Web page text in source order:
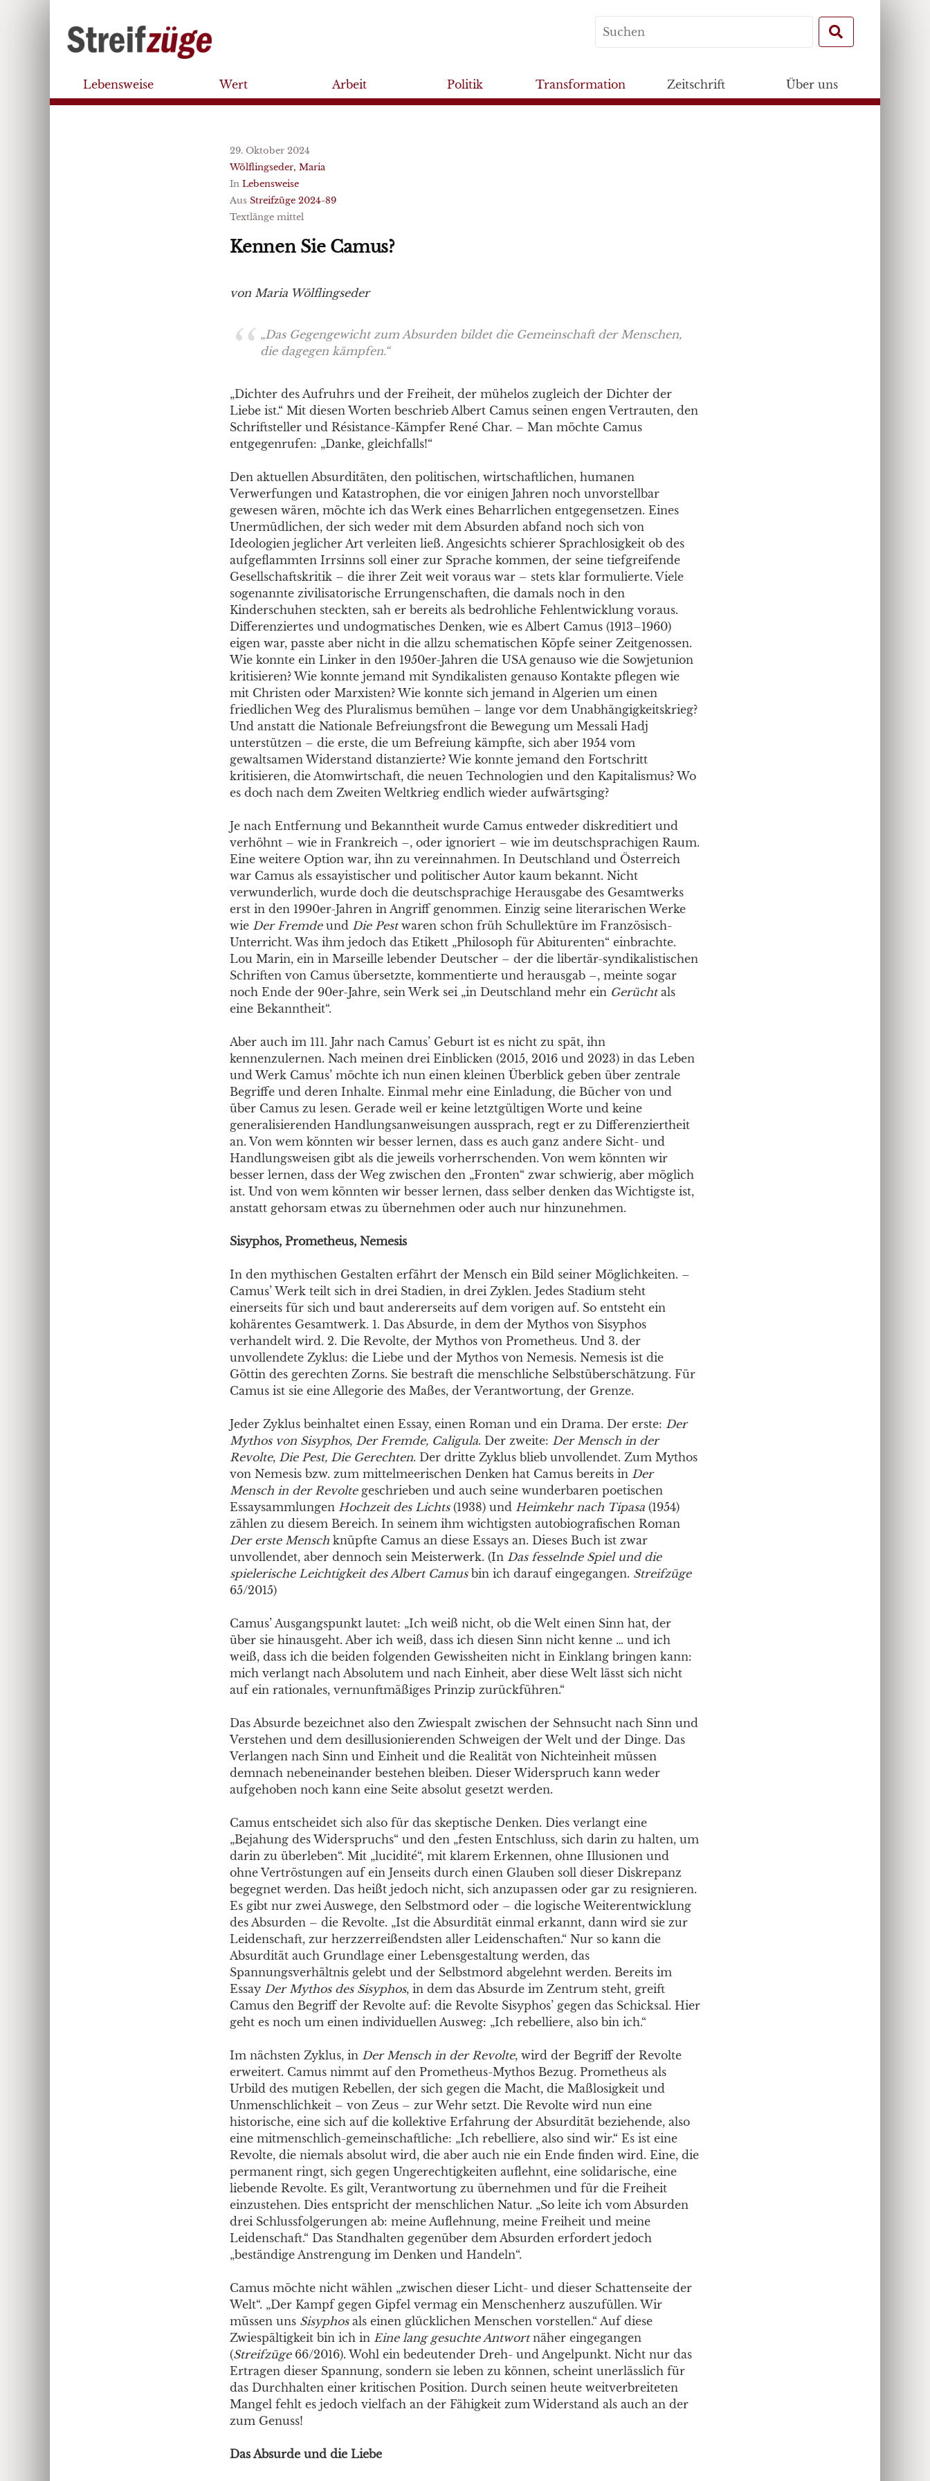
Lebensweise Wert Arbeit Politik Transformation Zeitschrift Über uns
29. Oktober 2024
Wölflingseder, Maria
In Lebensweise
Aus Streifzüge 2024-89
Textlänge mittel
Kennen Sie Camus?
von Maria Wölflingseder
„Das Gegengewicht zum Absurden bildet die Gemeinschaft der Menschen,
die dagegen kämpfen.“
„Dichter des Aufruhrs und der Freiheit, der mühelos zugleich der Dichter der
Liebe ist.“ Mit diesen Worten beschrieb Albert Camus seinen engen Vertrauten, den
Schriftsteller und Résistance-Kämpfer René Char. – Man möchte Camus
entgegenrufen: „Danke, gleichfalls!“
Den aktuellen Absurditäten, den politischen, wirtschaftlichen, humanen
Verwerfungen und Katastrophen, die vor einigen Jahren noch unvorstellbar
gewesen wären, möchte ich das Werk eines Beharrlichen entgegensetzen. Eines
Unermüdlichen, der sich weder mit dem Absurden abfand noch sich von
Ideologien jeglicher Art verleiten ließ. Angesichts schierer Sprachlosigkeit ob des
aufgeflammten Irrsinns soll einer zur Sprache kommen, der seine tiefgreifende
Gesellschaftskritik – die ihrer Zeit weit voraus war – stets klar formulierte. Viele
sogenannte zivilisatorische Errungenschaften, die damals noch in den
Kinderschuhen steckten, sah er bereits als bedrohliche Fehlentwicklung voraus.
Differenziertes und undogmatisches Denken, wie es Albert Camus (1913–1960)
eigen war, passte aber nicht in die allzu schematischen Köpfe seiner Zeitgenossen.
Wie konnte ein Linker in den 1950er-Jahren die USA genauso wie die Sowjetunion
kritisieren? Wie konnte jemand mit Syndikalisten genauso Kontakte pflegen wie
mit Christen oder Marxisten? Wie konnte sich jemand in Algerien um einen
friedlichen Weg des Pluralismus bemühen – lange vor dem Unabhängigkeitskrieg?
Und anstatt die Nationale Befreiungsfront die Bewegung um Messali Hadj
unterstützen – die erste, die um Befreiung kämpfte, sich aber 1954 vom
gewaltsamen Widerstand distanzierte? Wie konnte jemand den Fortschritt
kritisieren, die Atomwirtschaft, die neuen Technologien und den Kapitalismus? Wo
es doch nach dem Zweiten Weltkrieg endlich wieder aufwärtsging?
Je nach Entfernung und Bekanntheit wurde Camus entweder diskreditiert und
verhöhnt – wie in Frankreich –, oder ignoriert – wie im deutschsprachigen Raum.
Eine weitere Option war, ihn zu vereinnahmen. In Deutschland und Österreich
war Camus als essayistischer und politischer Autor kaum bekannt. Nicht
verwunderlich, wurde doch die deutschsprachige Herausgabe des Gesamtwerks
erst in den 1990er-Jahren in Angriff genommen. Einzig seine literarischen Werke
wie Der Fremdeund Die Pestwaren schon früh Schullektüre im Französisch-
Unterricht. Was ihm jedoch das Etikett „Philosoph für Abiturenten“ einbrachte.
Lou Marin, ein in Marseille lebender Deutscher – der die libertär-syndikalistischen
Schriften von Camus übersetzte, kommentierte und herausgab –, meinte sogar
noch Ende der 90er-Jahre, sein Werk sei „in Deutschland mehr ein Gerüchtals
eine Bekanntheit“.
Aber auch im 111. Jahr nach Camus’ Geburt ist es nicht zu spät, ihn
kennenzulernen. Nach meinen drei Einblicken (2015, 2016 und 2023) in das Leben
und Werk Camus’ möchte ich nun einen kleinen Überblick geben über zentrale
Begriffe und deren Inhalte. Einmal mehr eine Einladung, die Bücher von und
über Camus zu lesen. Gerade weil er keine letztgültigen Worte und keine
generalisierenden Handlungsanweisungen aussprach, regt er zu Differenziertheit
an. Von wem könnten wir besser lernen, dass es auch ganz andere Sicht- und
Handlungsweisen gibt als die jeweils vorherrschenden. Von wem könnten wir
besser lernen, dass der Weg zwischen den „Fronten“ zwar schwierig, aber möglich
ist. Und von wem könnten wir besser lernen, dass selber denken das Wichtigste ist,
anstatt gehorsam etwas zu übernehmen oder auch nur hinzunehmen.
Sisyphos, Prometheus, Nemesis
In den mythischen Gestalten erfährt der Mensch ein Bild seiner Möglichkeiten. –
Camus’ Werk teilt sich in drei Stadien, in drei Zyklen. Jedes Stadium steht
einerseits für sich und baut andererseits auf dem vorigen auf. So entsteht ein
kohärentes Gesamtwerk. 1. Das Absurde, in dem der Mythos von Sisyphos
verhandelt wird. 2. Die Revolte, der Mythos von Prometheus. Und 3. der
unvollendete Zyklus: die Liebe und der Mythos von Nemesis. Nemesis ist die
Göttin des gerechten Zorns. Sie bestraft die menschliche Selbstüberschätzung. Für
Camus ist sie eine Allegorie des Maßes, der Verantwortung, der Grenze.
Jeder Zyklus beinhaltet einen Essay, einen Roman und ein Drama. Der erste: Der
Mythos von Sisyphos, Der Fremde, Caligula. Der zweite: Der Mensch in der
Revolte, Die Pest, Die Gerechten. Der dritte Zyklus blieb unvollendet. Zum Mythos
von Nemesis bzw. zum mittelmeerischen Denken hat Camus bereits in Der
Mensch in der Revolte geschrieben und auch seine wunderbaren poetischen
Essaysammlungen Hochzeit des Lichts(1938) und Heimkehr nach Tipasa (1954)
zählen zu diesem Bereich. In seinem ihm wichtigsten autobiografischen Roman
Der erste Mensch knüpfte Camus an diese Essays an. Dieses Buch ist zwar
unvollendet, aber dennoch sein Meisterwerk. (In Das fesselnde Spiel und die
spielerische Leichtigkeit des Albert Camusbin ich darauf eingegangen. Streifzüge
65/2015)
Camus’ Ausgangspunkt lautet: „Ich weiß nicht, ob die Welt einen Sinn hat, der
über sie hinausgeht. Aber ich weiß, dass ich diesen Sinn nicht kenne … und ich
weiß, dass ich die beiden folgenden Gewissheiten nicht in Einklang bringen kann:
mich verlangt nach Absolutem und nach Einheit, aber diese Welt lässt sich nicht
auf ein rationales, vernunftmäßiges Prinzip zurückführen.“
Das Absurde bezeichnet also den Zwiespalt zwischen der Sehnsucht nach Sinn und
Verstehen und dem desillusionierenden Schweigen der Welt und der Dinge. Das
Verlangen nach Sinn und Einheit und die Realität von Nichteinheit müssen
demnach nebeneinander bestehen bleiben. Dieser Widerspruch kann weder
aufgehoben noch kann eine Seite absolut gesetzt werden.
Camus entscheidet sich also für das skeptische Denken. Dies verlangt eine
„Bejahung des Widerspruchs“ und den „festen Entschluss, sich darin zu halten, um
darin zu überleben“. Mit „lucidité“, mit klarem Erkennen, ohne Illusionen und
ohne Vertröstungen auf ein Jenseits durch einen Glauben soll dieser Diskrepanz
begegnet werden. Das heißt jedoch nicht, sich anzupassen oder gar zu resignieren.
Es gibt nur zwei Auswege, den Selbstmord oder – die logische Weiterentwicklung
des Absurden – die Revolte. „Ist die Absurdität einmal erkannt, dann wird sie zur
Leidenschaft, zur herzzerreißendsten aller Leidenschaften.“ Nur so kann die
Absurdität auch Grundlage einer Lebensgestaltung werden, das
Spannungsverhältnis gelebt und der Selbstmord abgelehnt werden. Bereits im
Essay Der Mythos des Sisyphos, in dem das Absurde im Zentrum steht, greift
Camus den Begriff der Revolte auf: die Revolte Sisyphos’ gegen das Schicksal. Hier
geht es noch um einen individuellen Ausweg: „Ich rebelliere, also bin ich.“
Im nächsten Zyklus, in Der Mensch in der Revolte, wird der Begriff der Revolte
erweitert. Camus nimmt auf den Prometheus-Mythos Bezug. Prometheus als
Urbild des mutigen Rebellen, der sich gegen die Macht, die Maßlosigkeit und
Unmenschlichkeit – von Zeus – zur Wehr setzt. Die Revolte wird nun eine
historische, eine sich auf die kollektive Erfahrung der Absurdität beziehende, also
eine mitmenschlich-gemeinschaftliche: „Ich rebelliere, also sind wir.“ Es ist eine
Revolte, die niemals absolut wird, die aber auch nie ein Ende finden wird. Eine, die
permanent ringt, sich gegen Ungerechtigkeiten auflehnt, eine solidarische, eine
liebende Revolte. Es gilt, Verantwortung zu übernehmen und für die Freiheit
einzustehen. Dies entspricht der menschlichen Natur. „So leite ich vom Absurden
drei Schlussfolgerungen ab: meine Auflehnung, meine Freiheit und meine
Leidenschaft.“ Das Standhalten gegenüber dem Absurden erfordert jedoch
„beständige Anstrengung im Denken und Handeln“.
Camus möchte nicht wählen „zwischen dieser Licht- und dieser Schattenseite der
Welt“. „Der Kampf gegen Gipfel vermag ein Menschenherz auszufüllen. Wir
müssen uns Sisyphosals einen glücklichen Menschen vorstellen.“ Auf diese
Zwiespältigkeit bin ich in Eine lang gesuchte Antwortnäher eingegangen
(Streifzüge 66/2016). Wohl ein bedeutender Dreh- und Angelpunkt. Nicht nur das
Ertragen dieser Spannung, sondern sie leben zu können, scheint unerlässlich für
das Durchhalten einer kritischen Position. Durch seinen heute weitverbreiteten
Mangel fehlt es jedoch vielfach an der Fähigkeit zum Widerstand als auch an der
zum Genuss!
Das Absurde und die Liebe